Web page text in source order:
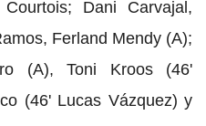
Dani Carvajal,
Ferland Mendy (A);
(A), Toni Kroos (46'
(46' Lucas Vázquez) y